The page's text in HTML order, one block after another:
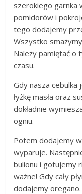
szerokiego garnka
pomidorów i
tego dodajemy
Wszystko
Należy pamiętać o
czasu.
Gdy nasza
łyżkę masła oraz
dokładnie
ogniu.
Potem dodajemy
wyparuje.
bulionu i gotujemy
ważne! Gdy cały
dodajemy